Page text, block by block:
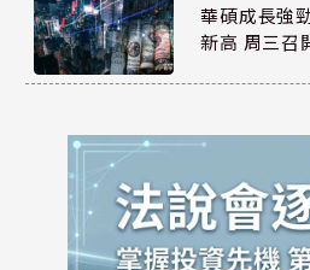
華碩成長強
新高 周三召